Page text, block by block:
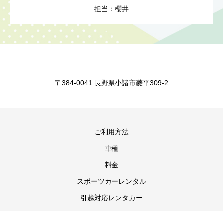
担当：櫻井
〒384-0041 長野県小諸市菱平309-2
ご利用方法
車種
料金
スポーツカーレンタル
引越対応レンタカー